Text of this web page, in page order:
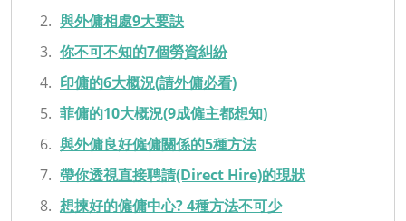
與外傭相處9大要訣
你不可不知的7個勞資糾紛
印傭的6大概況(請外傭必看)
菲傭的10大概況(9成僱主都想知)
與外傭良好僱傭關係的5種方法
帶你透視直接聘請(Direct Hire)的現狀
想揀好的僱傭中心? 4種方法不可少